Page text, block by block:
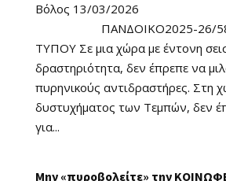
Βόλος 13/03/
ΠΑΝΔΟΙΚΟ2025-26/586
ΤΥΠΟΥ Σε μια χώρα με έντονη
δραστηριότητα, δεν έπρεπε να
πυρηνικούς αντιδραστήρες. Στη
δυστυχήματος των Τεμπών, δεν
για...
Μην «πυροβολείτε» την